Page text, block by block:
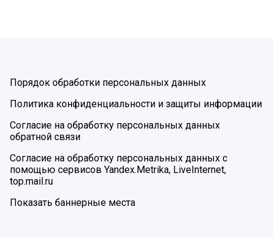
Порядок обработки персональных данных
Политика конфиденциальности и защиты информации
Согласие на обработку персональных данных
обратной связи
Согласие на обработку персональных данных с
помощью сервисов Yandex.Metrika, LiveInternet,
top.mail.ru
Показать баннерные места